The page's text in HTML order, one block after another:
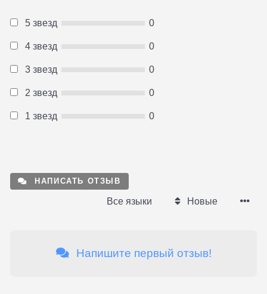
5 звезд 0
4 звезд 0
3 звезд 0
2 звезд 0
1 звезд 0
НАПИСАТЬ ОТЗЫВ
Все языки Новые
Напишите первый отзыв!